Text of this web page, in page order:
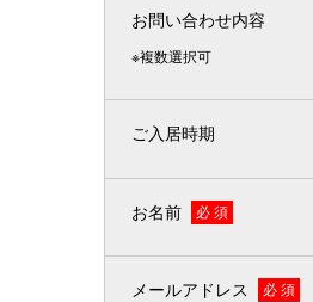
お問い合わせ内容
※複数選択可
ご入居時期
お名前 必 須
メールアドレス 必 須